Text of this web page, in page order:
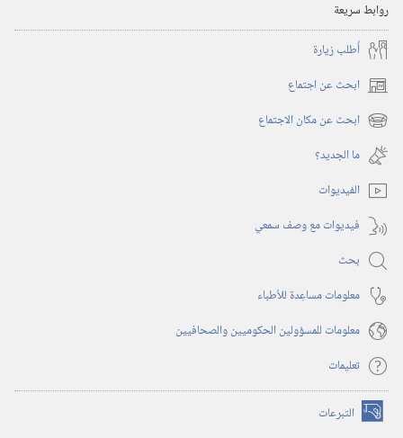
‎٢٠٠٤
روابط سريعة
أُطلب زيارة
ابحث عن اجتماع (يفتح
نافذة ابحث عن مكان الاجتماع (يفتح
نافذة
جديدة)
ما الجديد؟‏
الفيديوات
فيديوات مع وصف سمعي
بحث
معلومات مساعِدة للأطباء
معلومات للمسؤولين الحكوميين والصحافيين
تعليمات
التبرعات (يفتح